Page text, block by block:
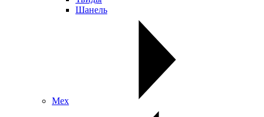
Шанель
Мех